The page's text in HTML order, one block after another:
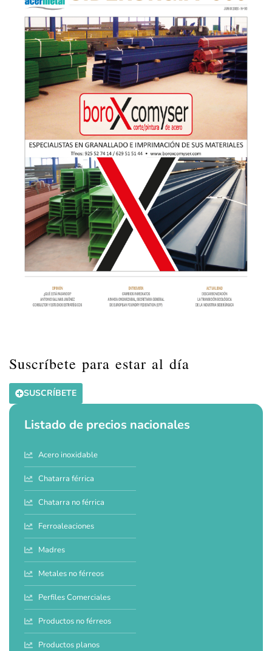
Suscríbete para estar al día
SUSCRÍBETE
Listado de precios nacionales
Acero inoxidable
Chatarra férrica
Chatarra no férrica
Ferroaleaciones
Madres
Metales no férreos
Perfiles Comerciales
Productos no férreos
Productos planos